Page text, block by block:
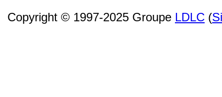
Copyright © 1997-2025 Groupe LDLC (